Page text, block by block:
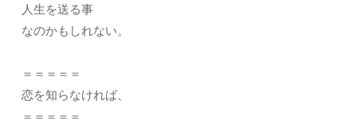
人生を送る事
なのかもしれない。
＝＝＝＝＝
恋を知らなければ、
＝＝＝＝＝